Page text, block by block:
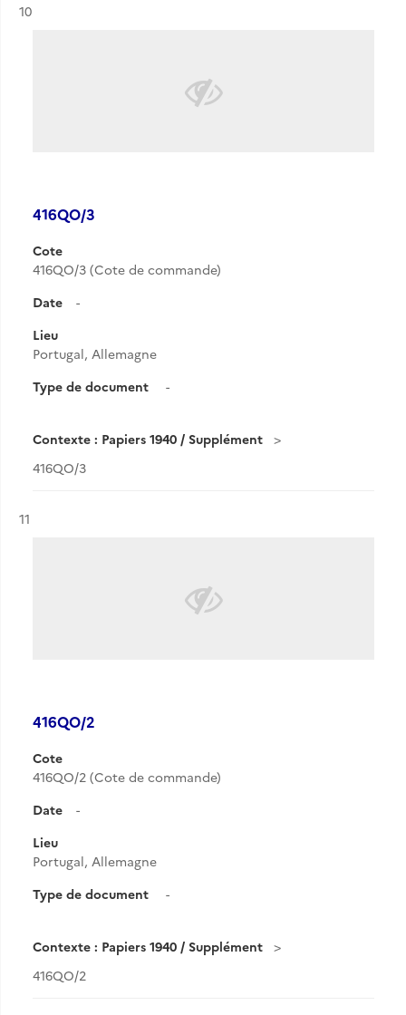
Résultat n°
10
416QO/3
Cote
416QO/3 (Cote de commande)
Date
-
Lieu
Portugal, Allemagne
Type de document
-
Contexte : Papiers 1940 / Supplément
416QO/3
Résultat n°
11
416QO/2
Cote
416QO/2 (Cote de commande)
Date
-
Lieu
Portugal, Allemagne
Type de document
-
Contexte : Papiers 1940 / Supplément
416QO/2